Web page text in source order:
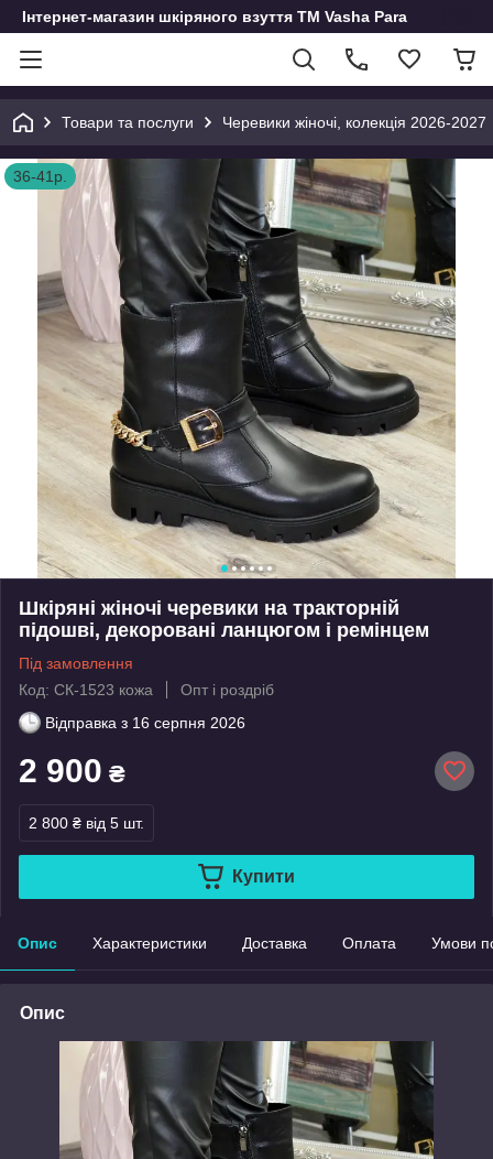
Інтернет-магазин шкіряного взуття ТМ Vasha Para
Товари та послуги Черевики жіночі, колекція 2026-2027
36-41р.
Шкіряні жіночі черевики на тракторній
підошві, декоровані ланцюгом і ремінцем
Під замовлення
Код: СК-1523 кожа
Опт і роздріб
Відправка з 16 серпня 2026
2 900 ₴
2 800 ₴ від 5 шт.
Купити
Опис Характеристики Доставка Оплата Умови
Опис